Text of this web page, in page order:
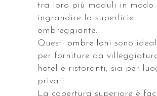
tra loro più moduli in modo
ingrandire la superficie
ombreggiante.
Questi ombrelloni sono
per forniture da
hotel e ristoranti, sia per
privati.
La copertura superiore è